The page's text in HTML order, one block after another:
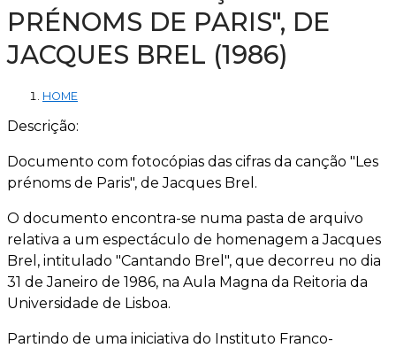
PRÉNOMS DE PARIS", DE
JACQUES BREL (1986)
HOME
Descrição:
Documento com fotocópias das cifras da canção "Les
prénoms de Paris", de Jacques Brel.
O documento encontra-se numa pasta de arquivo
relativa a um espectáculo de homenagem a Jacques
Brel, intitulado "Cantando Brel", que decorreu no dia
31 de Janeiro de 1986, na Aula Magna da Reitoria da
Universidade de Lisboa.
Partindo de uma iniciativa do Instituto Franco-